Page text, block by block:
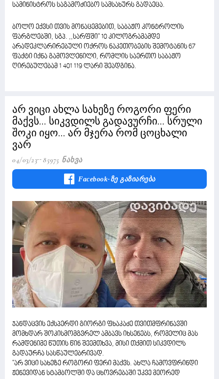
სამინისტროს საგამოძიებო სამსახურს გადაეცა.
ბოლო ექვსი თვის მონაცემებით, საბაჟო კონტროლის
ფარგლებში, სგპ. ,,სარფში" 10 კილოგრამამდე
არადეკლარირებული ოქროს ნაკეთობების შემოტანის 67
ფაქტი იქნა გამოვლენილი, რომლის საერთო საბაჟო
ღირებულებამ 1 401 119 ლარი შეადგინა.
არ ვიცი ახლა სახეზე როგორი ფერი
მაქვს... სიკვდილს გადავურჩი... სრული
შოკი იყო... არ მჯერა რომ ცოცხალი
ვარ
04/03/23 85975 Ნახვა
Facebook-Ზე Გაზიარება
ჯანდაცვის ექსპერდი გიორგი ფხაკაძე თვითმფრინავში
მომხდარ შოკისმომგვრელ ამბავს იხსენებს, რომელიც მას
რამდენიმე წუთის წინ შეემთხვა, მისი თქმით სიკვდილს
გადაურჩა სასწაულებრივად.
"არ ვიცი სახეზე როგორი ფერი მაქვს. ახლა ჩამოვფრინდი
ჟენევიდან სტამბოლში და ცხოვრებაში უკვე მეორედ